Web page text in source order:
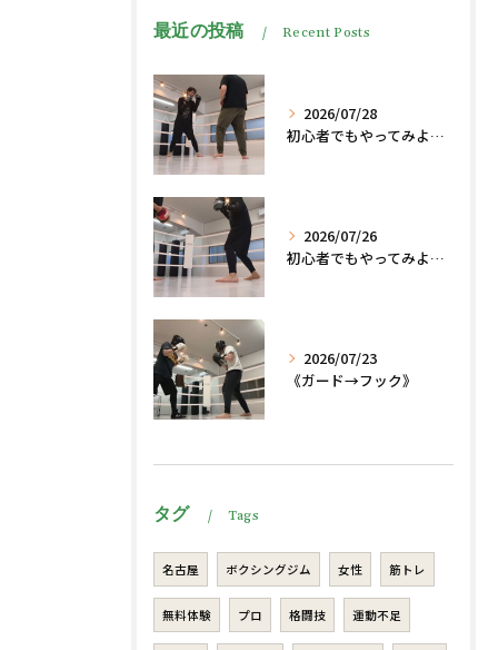
最近の投稿 Recent Posts
2026/07/28
初心者でもやってみよう、格闘技でダイエット脂肪燃焼🔥
2026/07/26
初心者でもやってみよう、格闘技でダイエット、脂肪燃焼🔥
2026/07/23
《ガード→フック》
タグ Tags
名古屋 ボクシングジム 女性 筋トレ
無料体験 プロ 格闘技 運動不足